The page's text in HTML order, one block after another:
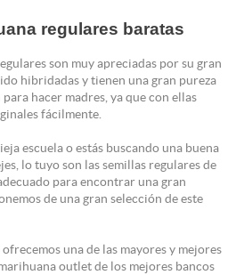
regulares baratas
son muy apreciadas por su gran
hibridadas y tienen una gran pureza
hacer madres, ya que con ellas
fácilmente.
escuela o estás buscando una buena
lo tuyo son las semillas regulares de
para encontrar una gran
de una gran selección de este
una de las mayores y mejores
outlet de los mejores bancos